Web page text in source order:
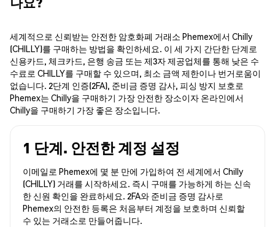
세계적으로 신뢰받는 안전한 암호화폐 거래소 Phemex에서 Chilly
(CHILLY)를 구매하는 방법을 확인하세요. 이 세 가지 간단한 단계로
신용카드, 체크카드, 은행 송금 또는 제3자 제공업체를 통해 낮은 수
수료로 CHILLY를 구매할 수 있으며, 최소 금액 제한이나 번거로움이
없습니다. 2단계 인증(2FA), 준비금 증명 감사, 피싱 방지 보호로
Phemex는 Chilly을 구매하기 가장 안전한 장소이자 온라인에서
Chilly을 구매하기 가장 좋은 장소입니다.
1 단계. 안전한 계정 설정
이메일로 Phemex에 몇 분 만에 가입하여 전 세계에서 Chilly
(CHILLY) 거래를 시작하세요. 즉시 구매를 가능하게 하는 신속
한 신원 확인을 완료하세요. 2FA와 준비금 증명 감사로
Phemex의 안전한 등록은 처음부터 계정을 보호하며 신뢰할
수 있는 거래소로 만들어줍니다.